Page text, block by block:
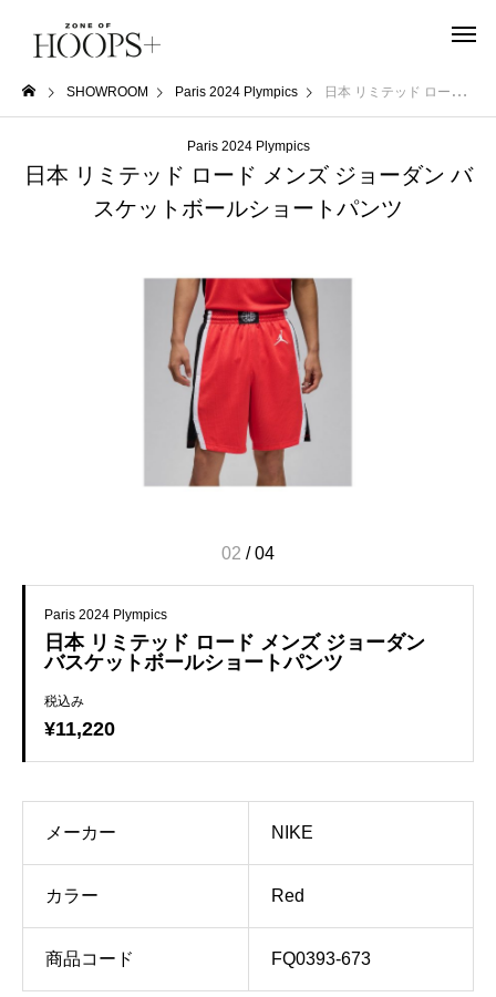
SHOWROOM Paris 2024 Plympics 日本 リミテッド ロード メンズ ジョーダン バスケットボールショートパンツ
Paris 2024 Plympics
日本 リミテッド ロード メンズ ジョーダン バ
スケットボールショートパンツ
02 /04
Paris 2024 Plympics
日本 リミテッド ロード メンズ ジョーダン
バスケットボールショートパンツ
税込み
¥11,220
メーカー NIKE
カラー Red
商品コード FQ0393-673